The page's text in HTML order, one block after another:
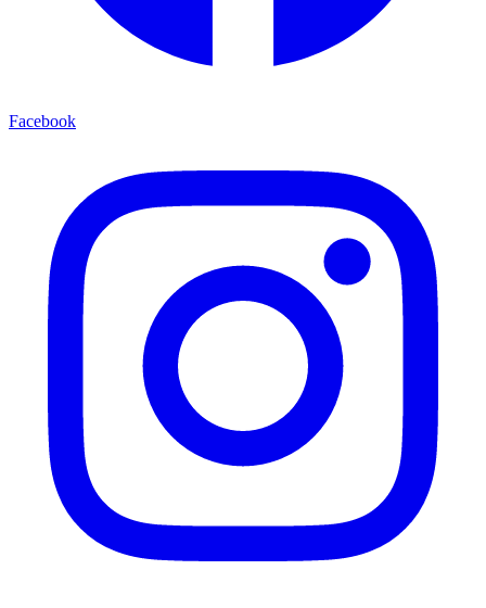
Facebook